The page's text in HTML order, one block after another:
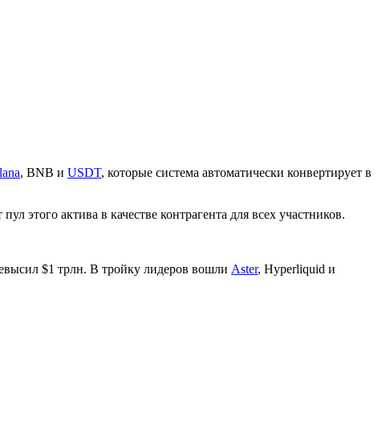
, BNB и USDT, которые система автоматически конвертирует в
этого актива в качестве контрагента для всех участников.
$1 трлн. В тройку лидеров вошли Aster, Hyperliquid и